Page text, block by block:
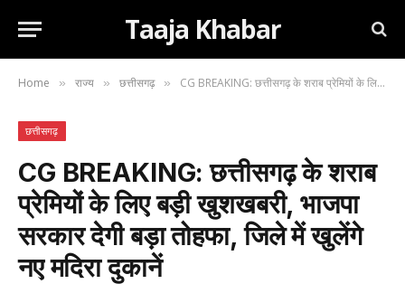
Taaja Khabar
Home » राज्य » छत्तीसगढ़ » CG BREAKING: छत्तीसगढ़ के शराब प्रेमियों के लिए बड़ी खुशखबरी, भाजपा सरकार देगी बड़ा तोहफा, जिले में खुलेंगे नए मदिरा दुकानें
छत्तीसगढ़
CG BREAKING: छत्तीसगढ़ के शराब
प्रेमियों के लिए बड़ी खुशखबरी, भाजपा
सरकार देगी बड़ा तोहफा, जिले में खुलेंगे
नए मदिरा दुकानें